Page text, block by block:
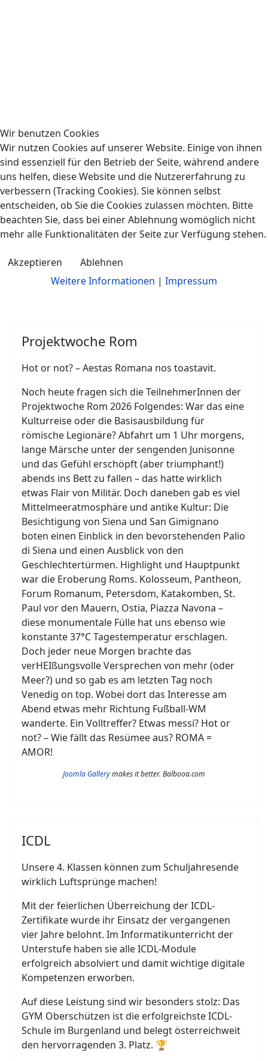
Projektwoche Rom
Hot or not? – Aestas Romana nos toastavit.
Noch heute fragen sich die TeilnehmerInnen der
Projektwoche Rom 2026 Folgendes: War das eine
Kulturreise oder die Basisausbildung für
römische Legionäre? Abfahrt um 1 Uhr morgens,
lange Märsche unter der sengenden Junisonne
und das Gefühl erschöpft (aber triumphant!)
abends ins Bett zu fallen – das hatte wirklich
etwas Flair von Militär. Doch daneben gab es viel
Mittelmeeratmosphäre und antike Kultur: Die
Besichtigung von Siena und San Gimignano
boten einen Einblick in den bevorstehenden Palio
di Siena und einen Ausblick von den
Geschlechtertürmen. Highlight und Hauptpunkt
war die Eroberung Roms. Kolosseum, Pantheon,
Forum Romanum, Petersdom, Katakomben, St.
Paul vor den Mauern, Ostia, Piazza Navona –
diese monumentale Fülle hat uns ebenso wie
konstante 37°C Tagestemperatur erschlagen.
Doch jeder neue Morgen brachte das
verHEIßungsvolle Versprechen von mehr (oder
Meer?) und so gab es am letzten Tag noch
Venedig on top. Wobei dort das Interesse am
Abend etwas mehr Richtung Fußball-WM
wanderte. Ein Volltreffer? Etwas messi? Hot or
not? – Wie fällt das Resümee aus? ROMA =
AMOR!
Joomla Gallerymakes it better. Balbooa.com
ICDL
Unsere 4. Klassen können zum Schuljahresende
wirklich Luftsprünge machen!
Mit der feierlichen Überreichung der ICDL-
Zertifikate wurde ihr Einsatz der vergangenen
vier Jahre belohnt. Im Informatikunterricht der
Unterstufe haben sie alle ICDL-Module
erfolgreich absolviert und damit wichtige digitale
Kompetenzen erworben.
Auf diese Leistung sind wir besonders stolz: Das
GYM Oberschützen ist die erfolgreichste ICDL-
Schule im Burgenland und belegt österreichweit
den hervorragenden 3. Platz. 🏆
Wir benutzen Cookies
Wir nutzen Cookies auf unserer Website. Einige von ihnen
sind essenziell für den Betrieb der Seite, während andere
uns helfen, diese Website und die Nutzererfahrung zu
verbessern (Tracking Cookies). Sie können selbst
entscheiden, ob Sie die Cookies zulassen möchten. Bitte
beachten Sie, dass bei einer Ablehnung womöglich nicht
mehr alle Funktionalitäten der Seite zur Verfügung stehen.
Akzeptieren
Ablehnen
Weitere Informationen | Impressum